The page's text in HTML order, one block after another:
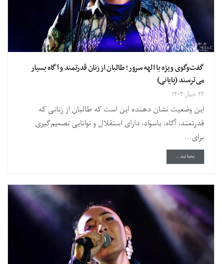
گفت‌وگوی ویژه با الهه سرور؛ طالبان از زنان قدرتمند و آگاه بسیار
می‌ترسند (پایانی)
۲۳ حمل ۱۴۰۳
این وضعیت نشان دهنده این است که طالبان از زنانی که
قدرتمند، آگاه، باسواد، دارای استقلال و توانایی تصمیم‌گیری
برای...
بخوانید...